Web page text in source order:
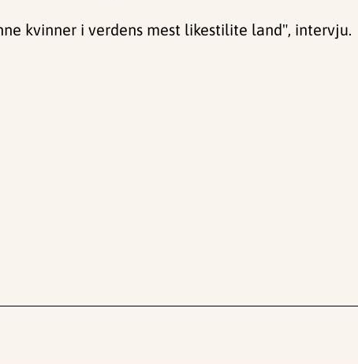
kvinner i verdens mest likestilite land", intervju.